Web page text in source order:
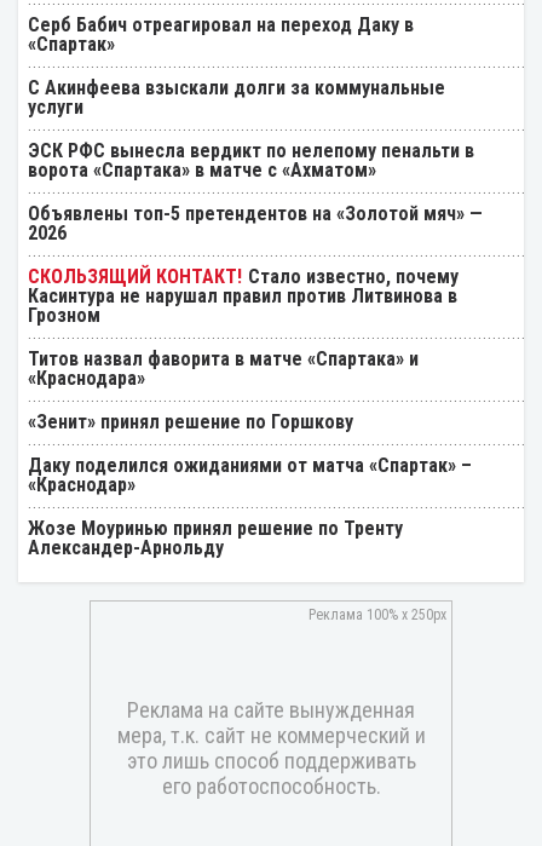
Серб Бабич отреагировал на переход Даку в
«Спартак»
С Акинфеева взыскали долги за коммунальные
услуги
ЭСК РФС вынесла вердикт по нелепому пенальти в
ворота «Спартака» в матче с «Ахматом»
Объявлены топ-5 претендентов на «Золотой мяч» —
2026
Стало известно, почему
Касинтура не нарушал правил против Литвинова в
Грозном
Титов назвал фаворита в матче «Спартака» и
«Краснодара»
«Зенит» принял решение по Горшкову
Даку поделился ожиданиями от матча «Спартак» –
«Краснодар»
Жозе Моуринью принял решение по Тренту
Александер-Арнольду